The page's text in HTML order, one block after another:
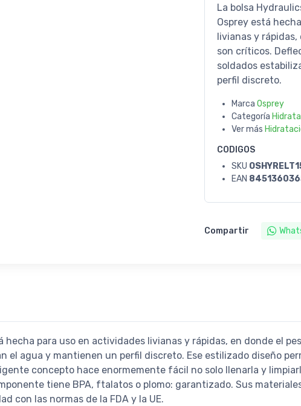
La bolsa
Osprey está
livianas y
son críticos.
soldados
perfil discreto.
Marca Osprey
Categoría
Ver más
CODIGOS
SKU
EAN
Compartir
hecha para uso en actividades livianas y rápidas, en donde el
el agua y mantienen un perfil discreto. Ese estilizado diseño
concepto hace enormemente fácil no solo llenarla y
tiene BPA, ftalatos o plomo: garantizado. Sus
con las normas de la FDA y la UE.